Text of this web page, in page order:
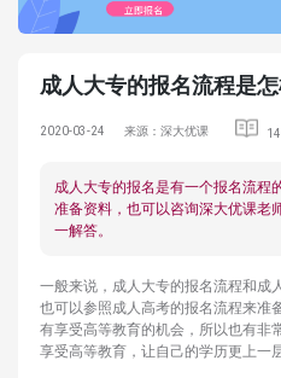
成人大专的报名流程是
2020-03-24 来源：深大优课
成人大专的报名是有一个报名流程
准备资料，也可以咨询深大优课老
一解答。
一般来说，成人大专的报名流程和成
也可以参照成人高考的报名流程来准
有享受高等教育的机会，所以也有非
享受高等教育，让自己的学历更上一